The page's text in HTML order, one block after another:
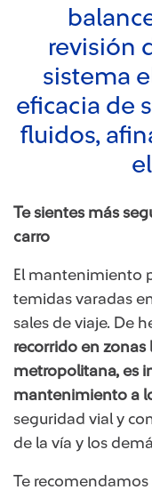
revisión
sistema
eficacia de
fluidos,
Te sientes más
carro
El mantenimiento
temidas varadas
sales de viaje. De
recorrido en zonas
metropolitana, es
mantenimiento a
seguridad vial y
de la vía y los
Te